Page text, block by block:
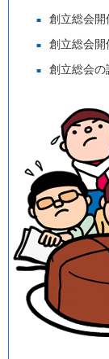
創立総会開
創立総会開
創立総会の